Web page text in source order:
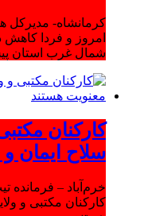
کرمانشاه- مدیرکل
امروز و فردا کاهش
شمال غرب استان
کارکنان
سلاح ایمان
کارکنان مکتبی و